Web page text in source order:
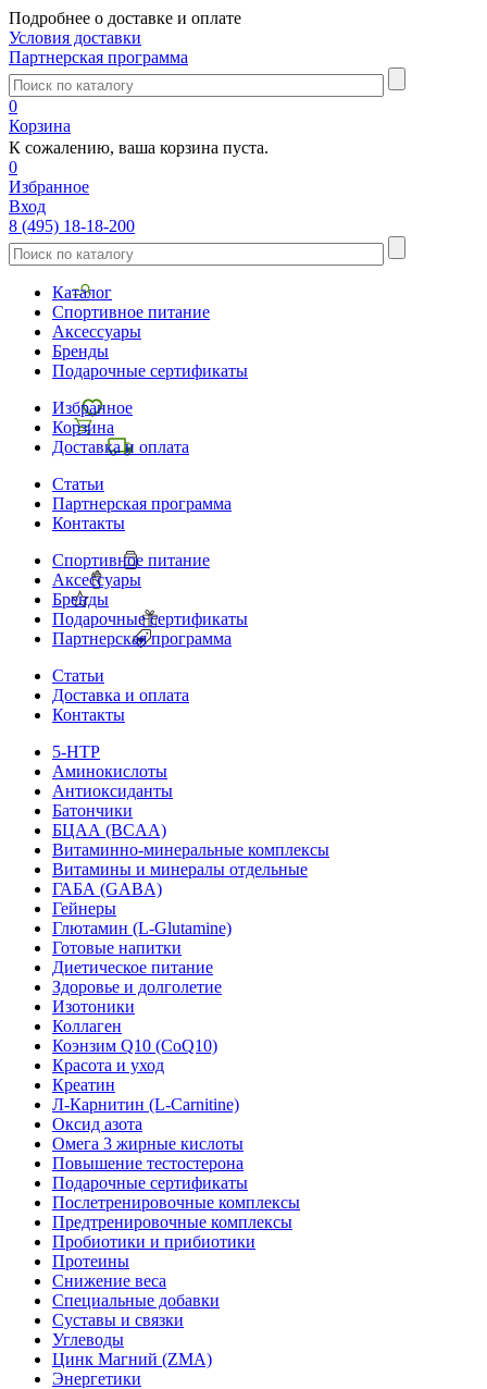
Подробнее о доставке и оплате
Условия доставки
Партнерская программа
0
Корзина
К сожалению, ваша корзина пуста.
0
Избранное
Вход
8 (495) 18-18-200
Каталог
Спортивное питание
Аксессуары
Бренды
Подарочные сертификаты
Избранное
Корзина
Доставка и оплата
Статьи
Партнерская программа
Контакты
Спортивное питание
Аксессуары
Бренды
Подарочные сертификаты
Партнерская программа
Статьи
Доставка и оплата
Контакты
5-HTP
Аминокислоты
Антиоксиданты
Батончики
БЦАА (BCAA)
Витаминно-минеральные комплексы
Витамины и минералы отдельные
ГАБА (GABA)
Гейнеры
Глютамин (L-Glutamine)
Готовые напитки
Диетическое питание
Здоровье и долголетие
Изотоники
Коллаген
Коэнзим Q10 (CoQ10)
Красота и уход
Креатин
Л-Карнитин (L-Сarnitine)
Оксид азота
Омега 3 жирные кислоты
Повышение тестостерона
Подарочные сертификаты
Послетренировочные комплексы
Предтренировочные комплексы
Пробиотики и прибиотики
Протеины
Снижение веса
Специальные добавки
Суставы и связки
Углеводы
Цинк Магний (ZMA)
Энергетики